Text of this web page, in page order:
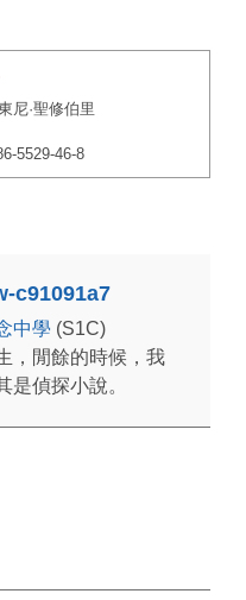
尼·聖修伯里
5529-46-8
c91091a7
中學 (S1C)
，閒餘的時候，我
是偵探小說。